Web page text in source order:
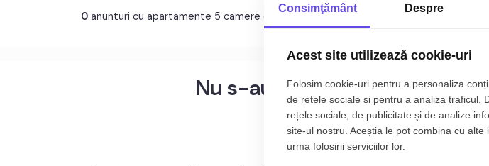
0 anunturi cu apartamente 5 camere de vânzare Sibiu zona Calea Poplacii
Nu s-au gasit rezultate care
Consimţământ Despre
Acest site utilizează cookie-uri
Folosim cookie-uri pentru a personaliza
de rețele sociale și pentru a analiza traficul.
rețele sociale, de publicitate şi de analize
site-ul nostru. Aceștia le pot combina cu
urma folosirii serviciilor lor.